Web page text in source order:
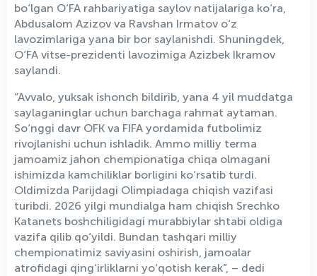
bo‘lgan O‘FA rahbariyatiga saylov natijalariga ko‘ra,
Abdusalom Azizov va Ravshan Irmatov o‘z
lavozimlariga yana bir bor saylanishdi. Shuningdek,
O‘FA vitse-prezidenti lavozimiga Azizbek Ikramov
saylandi.
“Avvalo, yuksak ishonch bildirib, yana 4 yil muddatga
saylaganinglar uchun barchaga rahmat aytaman.
So‘nggi davr OFK va FIFA yordamida futbolimiz
rivojlanishi uchun ishladik. Ammo milliy terma
jamoamiz jahon chempionatiga chiqa olmagani
ishimizda kamchiliklar borligini ko‘rsatib turdi.
Oldimizda Parijdagi Olimpiadaga chiqish vazifasi
turibdi. 2026 yilgi mundialga ham chiqish Srechko
Katanets boshchiligidagi murabbiylar shtabi oldiga
vazifa qilib qo‘yildi. Bundan tashqari milliy
chempionatimiz saviyasini oshirish, jamoalar
atrofidagi qing‘irliklarni yo‘qotish kerak”, – dedi